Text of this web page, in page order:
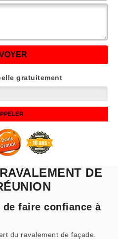
gratuitement
DE
faire confiance à
du ravalement de façade.